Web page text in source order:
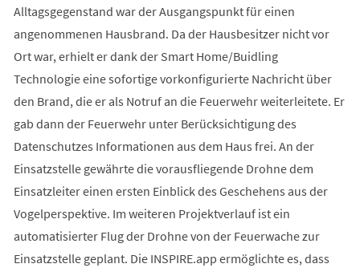
Alltagsgegenstand war der Ausgangspunkt für einen
angenommenen Hausbrand. Da der Hausbesitzer nicht vor
Ort war, erhielt er dank der Smart Home/Buidling
Technologie eine sofortige vorkonfigurierte Nachricht über
den Brand, die er als Notruf an die Feuerwehr weiterleitete. Er
gab dann der Feuerwehr unter Berücksichtigung des
Datenschutzes Informationen aus dem Haus frei. An der
Einsatzstelle gewährte die vorausfliegende Drohne dem
Einsatzleiter einen ersten Einblick des Geschehens aus der
Vogelperspektive. Im weiteren Projektverlauf ist ein
automatisierter Flug der Drohne von der Feuerwache zur
Einsatzstelle geplant. Die INSPIRE.app ermöglichte es, dass